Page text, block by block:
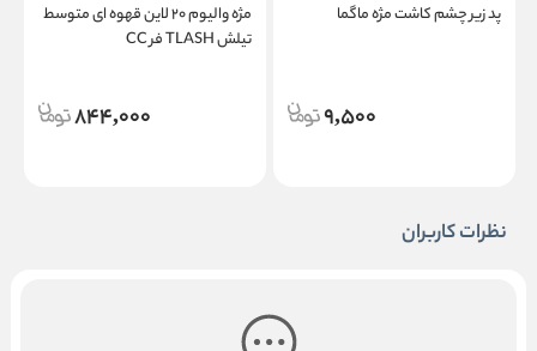
پد زیر چشم کاشت مژه ماگما
9,500
مژه والیوم ۲۰ لاین قهوه ای متوسط
تیلش TLASH فر CC
844,000
نظرات کاربران